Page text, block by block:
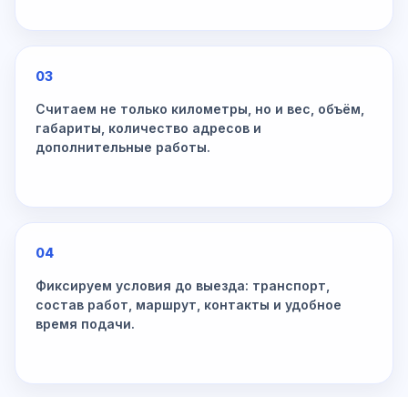
03
Считаем не только километры, но и вес, объём,
габариты, количество адресов и
дополнительные работы.
04
Фиксируем условия до выезда: транспорт,
состав работ, маршрут, контакты и удобное
время подачи.